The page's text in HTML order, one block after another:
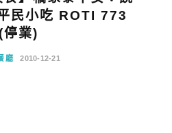
民小吃 ROTI 773
(停業)
廳 2010-12-21